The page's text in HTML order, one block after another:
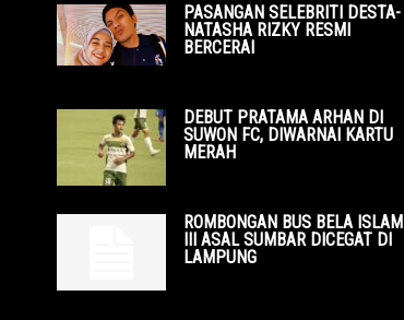
PASANGAN SELEBRITI DESTA-
NATASHA RIZKY RESMI
BERCERAI
DEBUT PRATAMA ARHAN DI
SUWON FC, DIWARNAI KARTU
MERAH
ROMBONGAN BUS BELA ISLAM
III ASAL SUMBAR DICEGAT DI
LAMPUNG